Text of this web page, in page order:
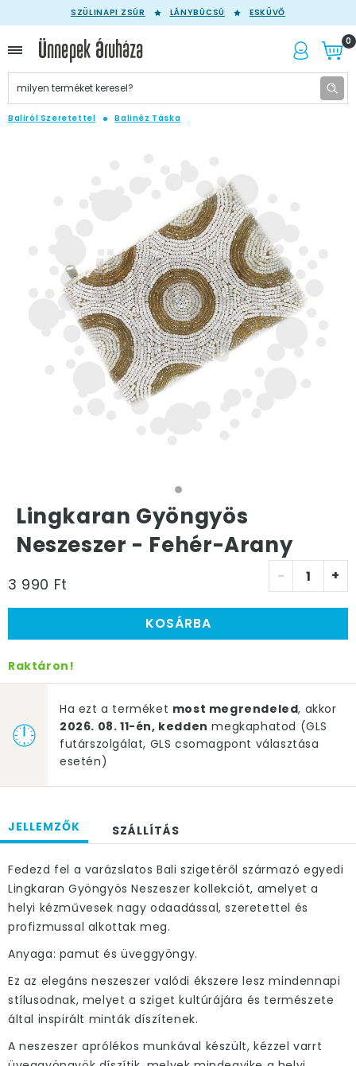
SZÜLINAPI ZSÚR LÁNYBÚCSÚ ESKÜVŐ
0
Baliról Szeretettel Balinéz Táska
Lingkaran Gyöngyös
Neszeszer - Fehér-Arany
3 990 Ft - +
KOSÁRBA
Raktáron!
Ha ezt a terméket most megrendeled, akkor
2026. 08. 11-én, kedden megkaphatod (GLS
futárszolgálat, GLS csomagpont választása
esetén)
JELLEMZŐK SZÁLLÍTÁS
Fedezd fel a varázslatos Bali szigetéről származó egyedi
Lingkaran Gyöngyös Neszeszer kollekciót, amelyet a
helyi kézművesek nagy odaadással, szeretettel és
profizmussal alkottak meg.
Anyaga: pamut és üveggyöngy.
Ez az elegáns neszeszer valódi ékszere lesz mindennapi
stílusodnak, melyet a sziget kultúrájára és természete
által inspirált minták díszítenek.
A neszeszer aprólékos munkával készült, kézzel varrt